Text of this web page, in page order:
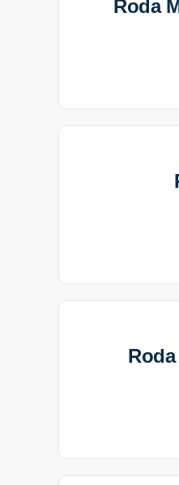
Roda
Roda